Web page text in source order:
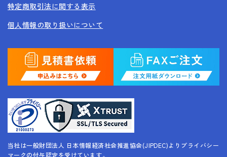
当社は一般財団法人 日本情報経済社会推進協会(JIPDEC)よりプライバシー
マークの付与認定を受けています。
特定商取引法に関する表示
個人情報の取り扱いについて